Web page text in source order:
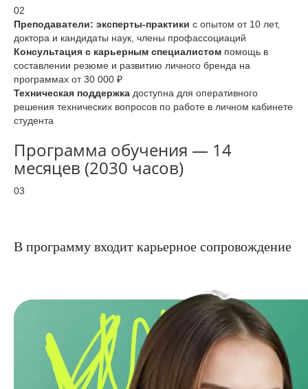
02
Преподаватели: эксперты-практики с опытом от 10 лет,
доктора и кандидаты наук, члены профассоциаций
Консультация с карьерным специалистом помощь в
составлении резюме и развитию личного бренда на
программах от 30 000 ₽
Техническая поддержка доступна для оперативного
решения технических вопросов по работе в личном кабинете
студента
Программа обучения — 14
месяцев (2030 часов)
03
В программу входит карьерное сопровождение